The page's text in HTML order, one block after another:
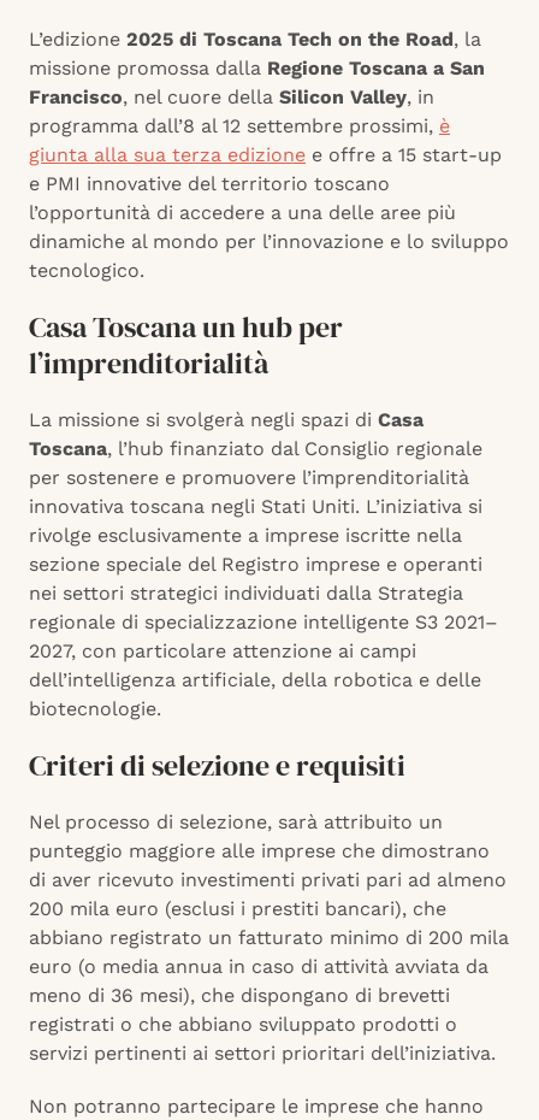
L’edizione 2025 di Toscana Tech on the Road, la
missione promossa dalla Regione Toscana a San
Francisco, nel cuore della Silicon Valley, in
programma dall’8 al 12 settembre prossimi, è
giunta alla sua terza edizione e offre a 15 start-up
e PMI innovative del territorio toscano
l’opportunità di accedere a una delle aree più
dinamiche al mondo per l’innovazione e lo sviluppo
tecnologico.
Casa Toscana un hub per
l’imprenditorialità
La missione si svolgerà negli spazi di Casa
Toscana, l’hub finanziato dal Consiglio regionale
per sostenere e promuovere l’imprenditorialità
innovativa toscana negli Stati Uniti. L’iniziativa si
rivolge esclusivamente a imprese iscritte nella
sezione speciale del Registro imprese e operanti
nei settori strategici individuati dalla Strategia
regionale di specializzazione intelligente S3 2021–
2027, con particolare attenzione ai campi
dell’intelligenza artificiale, della robotica e delle
biotecnologie.
Criteri di selezione e requisiti
Nel processo di selezione, sarà attribuito un
punteggio maggiore alle imprese che dimostrano
di aver ricevuto investimenti privati pari ad almeno
200 mila euro (esclusi i prestiti bancari), che
abbiano registrato un fatturato minimo di 200 mila
euro (o media annua in caso di attività avviata da
meno di 36 mesi), che dispongano di brevetti
registrati o che abbiano sviluppato prodotti o
servizi pertinenti ai settori prioritari dell’iniziativa.
Non potranno partecipare le imprese che hanno